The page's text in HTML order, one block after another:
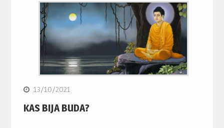
13/10/2021
KAS BIJA BUDA?